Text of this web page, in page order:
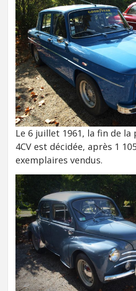
Le 6 juillet 1961, la fin de
4CV est décidée, après 1
exemplaires vendus.